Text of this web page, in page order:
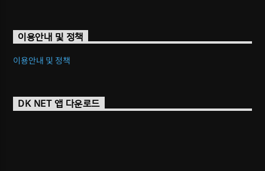
이용안내 및 정책
이용안내 및 정책
DK NET 앱 다운로드